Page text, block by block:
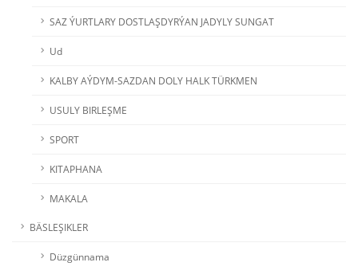
SAZ ÝURTLARY DOSTLAŞDYRÝAN JADYLY SUNGAT
Ud
KALBY AÝDYM-SAZDAN DOLY HALK TÜRKMEN
USULY BIRLEŞME
SPORT
KITAPHANA
MAKALA
BÄSLEŞIKLER
Düzgünnama